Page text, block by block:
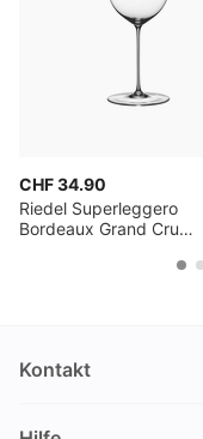
CHF 34.90
Riedel Superleggero
Bordeaux Grand Cru
Kontakt